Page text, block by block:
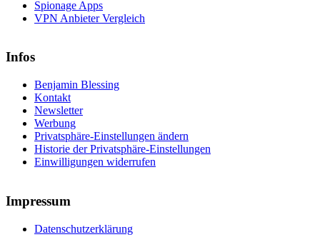
Spionage Apps
VPN Anbieter Vergleich
Infos
Benjamin Blessing
Kontakt
Newsletter
Werbung
Privatsphäre-Einstellungen ändern
Historie der Privatsphäre-Einstellungen
Einwilligungen widerrufen
Impressum
Datenschutzerklärung